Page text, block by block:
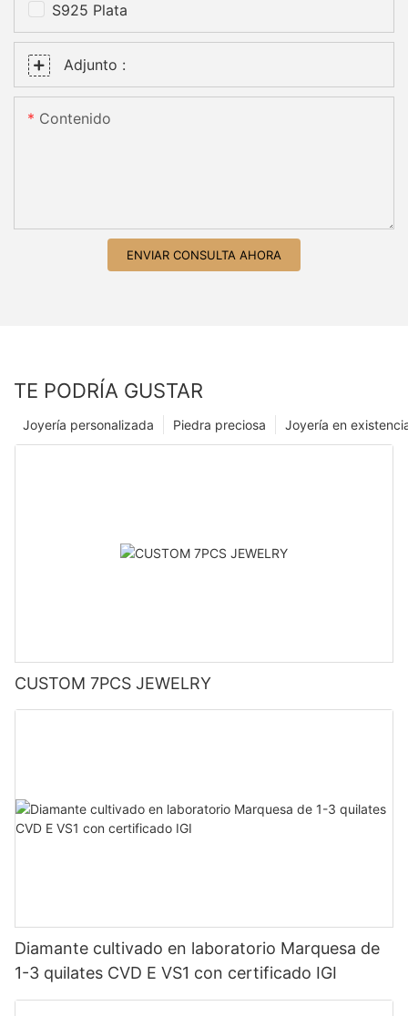
S925 Plata
Adjunto :
Contenido
ENVIAR CONSULTA AHORA
TE PODRÍA GUSTAR
Joyería en
Piedra preciosa
Joyería personalizada
CUSTOM 7PCS JEWELRY
Diamante cultivado en laboratorio Marquesa de
1-3 quilates CVD E VS1 con certificado IGI